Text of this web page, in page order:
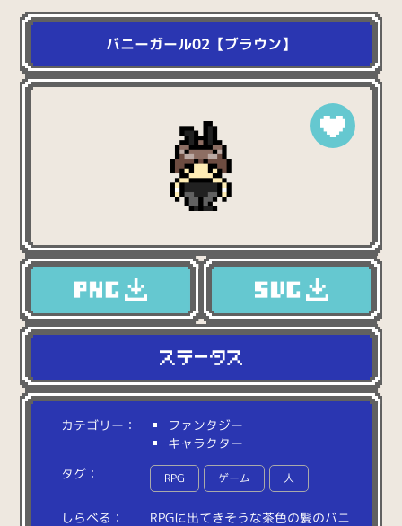
バニーガール02【ブラウン】
カテゴリー：
ファンタジー
キャラクター
タグ：
RPG ゲーム 人
しらべる： RPGに出てきそうな茶色の髪のバニ